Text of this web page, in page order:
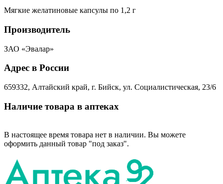
Мягкие желатиновые капсулы по 1,2 г
Производитель
ЗАО «Эвалар»
Адрес в России
659332, Алтайский край, г. Бийск, ул. Социалистическая, 23/6
Наличие товара в аптеках
В настоящее время товара нет в наличии. Вы можете
оформить данный товар "под заказ".